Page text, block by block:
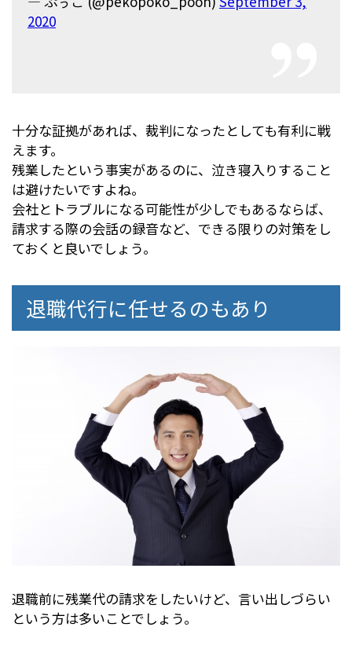
2020
十分な証拠があれば、裁判になったとしても有利に戦
えます。
残業したという事実があるのに、泣き寝入りすること
は避けたいですよね。
会社とトラブルになる可能性が少しでもあるならば、
請求する際の会話の録音など、できる限りの対策をし
ておくと良いでしょう。
退職代行に任せるのもあり
退職前に残業代の請求をしたいけど、言い出しづらい
という方は多いことでしょう。